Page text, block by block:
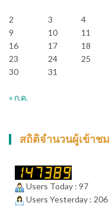
2
3 4
9
10 11
16
17 18
23
24 25
30
31
« ก.ค.
สถิติจำนวนผู้เข้าชม
Users Today : 97
Users Yesterday : 206